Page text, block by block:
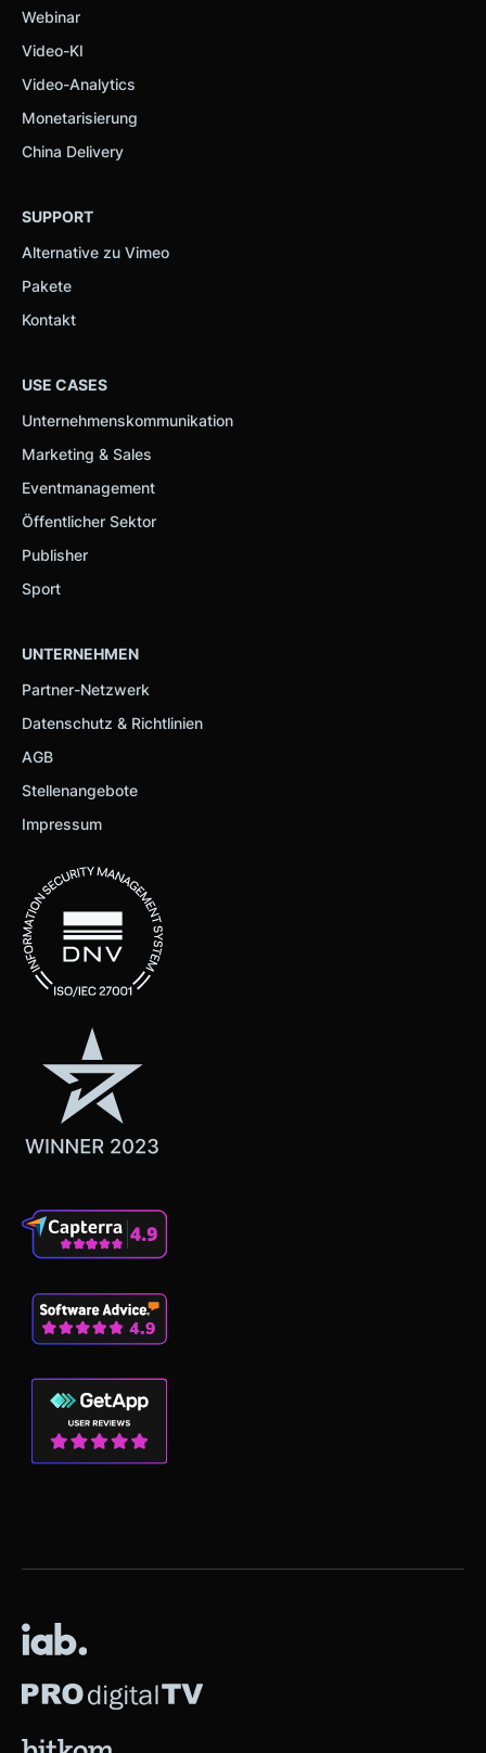
Webinar
Video-KI
Video-Analytics
Monetarisierung
China Delivery
SUPPORT
Alternative zu Vimeo
Pakete
Kontakt
USE CASES
Unternehmenskommunikation
Marketing & Sales
Eventmanagement
Öffentlicher Sektor
Publisher
Sport
UNTERNEHMEN
Partner-Netzwerk
Datenschutz & Richtlinien
AGB
Stellenangebote
Impressum